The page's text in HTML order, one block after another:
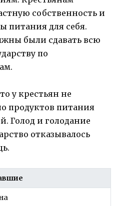
собственность и
питания для себя.
были сдавать всю
по
у крестьян не
продуктов питания
Голод и голодание
отказывалось